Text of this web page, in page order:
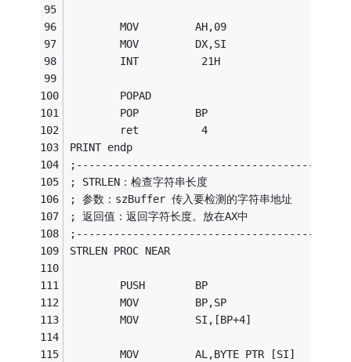
MOV         AH,09
        MOV         DX,SI
        INT          21H
        POPAD
        POP         BP
        ret          4
PRINT endp
; STRLEN：检查字符串长度
; 参数：szBuffer 传入要检测的字符串地址
; 返回值：返回字符长度。放在AX中
STRLEN PROC NEAR
        PUSH        BP
        MOV         BP,SP
        MOV         SI,[BP+4]
        MOV         AL,BYTE PTR [SI]